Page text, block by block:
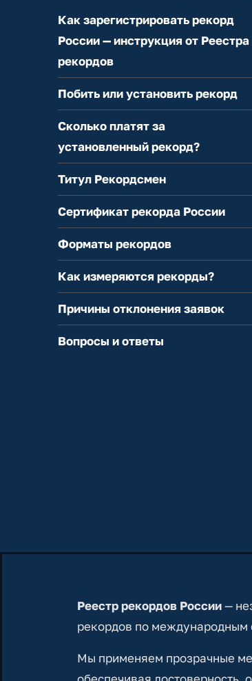
Как зарегистрировать рекорд
России — инструкция от Реестра
рекордов
Побить или установить рекорд
Сколько платят за
установленный рекорд?
Титул Рекордсмен
Сертификат рекорда России
Форматы рекордов
Как измеряются рекорды?
Причины отклонения заявок
Вопросы и ответы
Реестр рекордов России—
рекордов по международным
Мы применяем прозрачные